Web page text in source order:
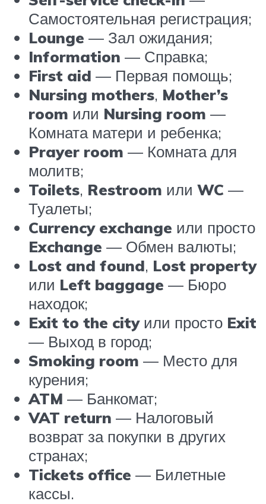
Самостоятельная регистрация;
Lounge — Зал ожидания;
Information — Справка;
First aid — Первая помощь;
Nursing mothers, Mother’s
room или Nursing room —
Комната матери и ребенка;
Prayer room — Комната для
молитв;
Toilets, Restroom или WC —
Туалеты;
Currency exchange или просто
Exchange — Обмен валюты;
Lost and found, Lost property
или Left baggage — Бюро
находок;
Exit to the cityили просто Exit
— Выход в город;
Smoking room — Место для
курения;
ATM — Банкомат;
VAT return — Налоговый
возврат за покупки в других
странах;
Tickets office — Билетные
кассы.